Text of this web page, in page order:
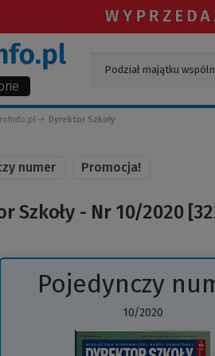
Dyrektor Szkoły
numer Promocja!
Szkoły - Nr 10/2020
Pojedynczy
10/2020